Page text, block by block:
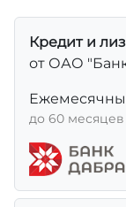
Кредит и
от ОАО
до 60 месяцев